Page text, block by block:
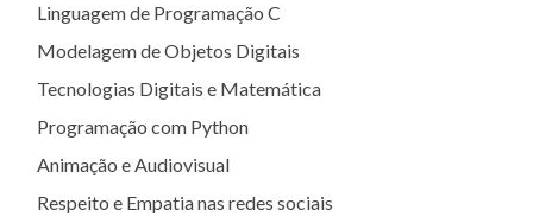
Linguagem de Programação C
Modelagem de Objetos Digitais
Tecnologias Digitais e Matemática
Programação com Python
Animação e Audiovisual
Respeito e Empatia nas redes sociais